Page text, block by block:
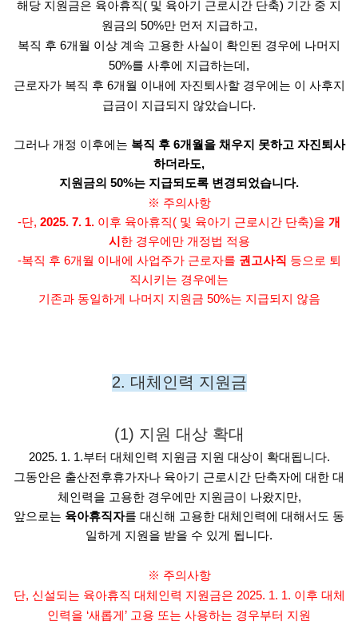
해당 지원금은 육아휴직( 및 육아기 근로시간 단축) 기간 중 지
원금의 50%만 먼저 지급하고,
복직 후 6개월 이상 계속 고용한 사실이 확인된 경우에 나머지
50%를 사후에 지급하는데,
근로자가 복직 후 6개월 이내에 자진퇴사할 경우에는 이 사후지
급금이 지급되지 않았습니다.
그러나 개정 이후에는 복직 후 6개월을 채우지 못하고 자진퇴사
하더라도,
지원금의 50%는 지급되도록 변경되었습니다.
※ 주의사항
-단, 2025. 7. 1. 이후 육아휴직( 및 육아기 근로시간 단축)을 개
시한 경우에만 개정법 적용
-복직 후 6개월 이내에 사업주가 근로자를 권고사직 등으로 퇴
직시키는 경우에는
기존과 동일하게 나머지 지원금 50%는 지급되지 않음
2. 대체인력 지원금
(1) 지원 대상 확대
2025. 1. 1.부터 대체인력 지원금 지원 대상이 확대됩니다.
그동안은 출산전후휴가자나 육아기 근로시간 단축자에 대한 대
체인력을 고용한 경우에만 지원금이 나왔지만,
앞으로는 육아휴직자를 대신해 고용한 대체인력에 대해서도 동
일하게 지원을 받을 수 있게 됩니다.
※ 주의사항
단, 신설되는 육아휴직 대체인력 지원금은 2025. 1. 1. 이후 대체
인력을 ‘새롭게’ 고용 또는 사용하는 경우부터 지원